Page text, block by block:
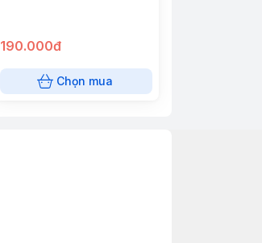
190.000đ
Chọn mua